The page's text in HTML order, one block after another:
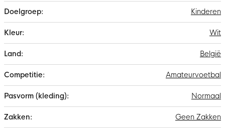
Kinderen
Wit
België
Amateurvoetbal
Normaal
Geen Zakken